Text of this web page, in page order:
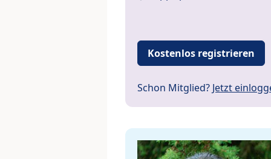
Kostenlos registrieren
Schon Mitglied? Jetzt